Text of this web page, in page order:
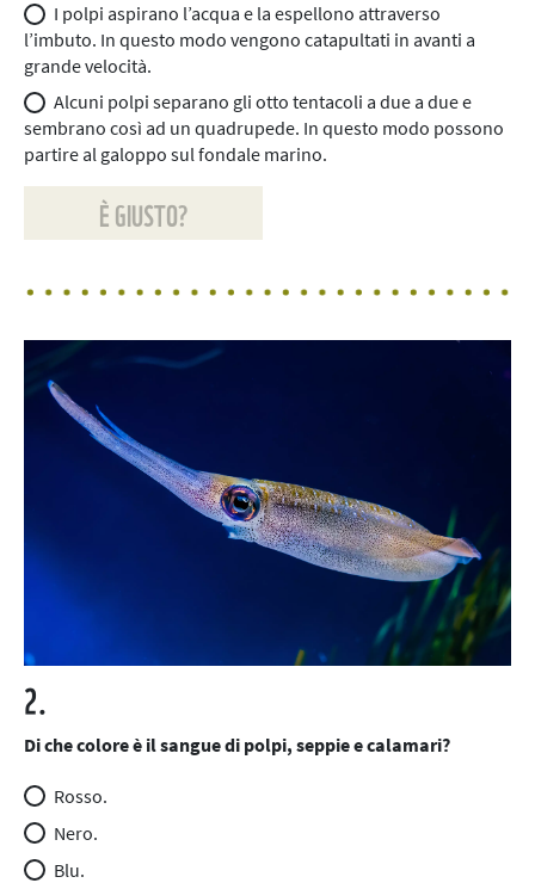
I polpi aspirano l’acqua e la espellono attraverso
l’imbuto. In questo modo vengono catapultati in avanti a
grande velocità.
Alcuni polpi separano gli otto tentacoli a due a due e
sembrano così ad un quadrupede. In questo modo possono
partire al galoppo sul fondale marino.
È GIUSTO?
2.
Di che colore è il sangue di polpi, seppie e calamari?
Rosso.
Nero.
Blu.